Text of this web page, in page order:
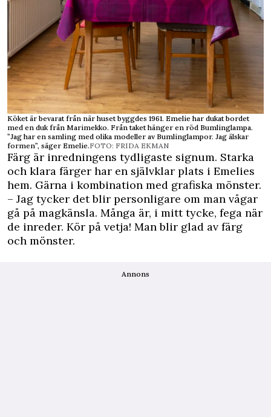
Köket är bevarat från när huset byggdes 1961. Emelie har dukat bordet
med en duk från Marimekko. Från taket hänger en röd Bumlinglampa.
”Jag har en samling med olika modeller av Bumlinglampor. Jag älskar
formen”, säger Emelie.FOTO: FRIDA EKMAN
Färg är inredningens tydligaste signum. Starka
och klara färger har en självklar plats i Emelies
hem. Gärna i kombination med grafiska mönster.
– Jag tycker det blir personligare om man vågar
gå på magkänsla. Många är, i mitt tycke, fega när
de inreder. Kör på vetja! Man blir glad av färg
och mönster.
Annons